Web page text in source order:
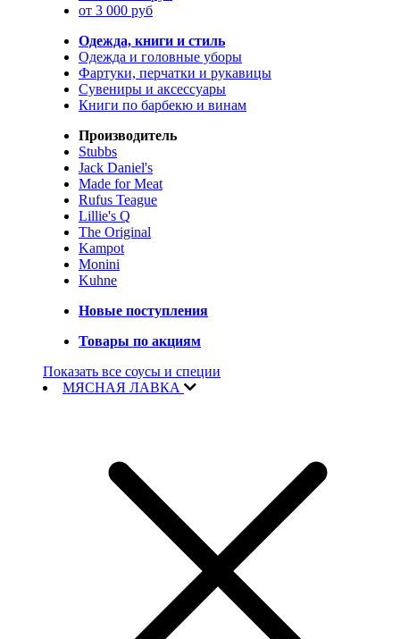
от 3 000 руб
Одежда, книги и стиль
Одежда и головные уборы
Фартуки, перчатки и рукавицы
Сувениры и аксессуары
Книги по барбекю и винам
Производитель
Stubbs
Jack Daniel's
Made for Meat
Rufus Teague
Lillie's Q
The Original
Kampot
Monini
Kuhne
Новые поступления
Товары по акциям
Показать все соусы и специи
МЯСНАЯ ЛАВКА